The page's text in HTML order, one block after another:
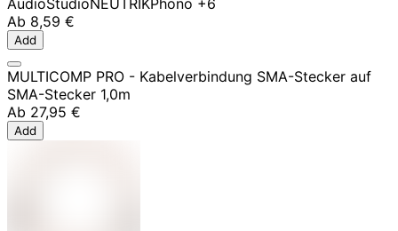
AudioStudioNEUTRIKPhono +6
Ab 8,59 €
Add
MULTICOMP PRO - Kabelverbindung SMA-Stecker auf
SMA-Stecker 1,0m
Ab 27,95 €
Add